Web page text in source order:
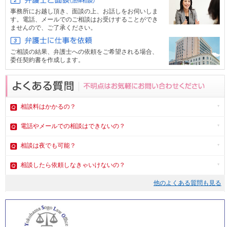
事務所にお越し頂き、面談の上、お話しをお伺いしま
す。電話、メールでのご相談はお受けすることができ
ませんので、ご了承ください。
ご相談の結果、弁護士への依頼をご希望される場合、
委任契約書を作成します。
相談料はかかるの？
電話やメールでの相談はできないの？
相談は夜でも可能？
相談したら依頼しなきゃいけないの？
他のよくある質問も見る